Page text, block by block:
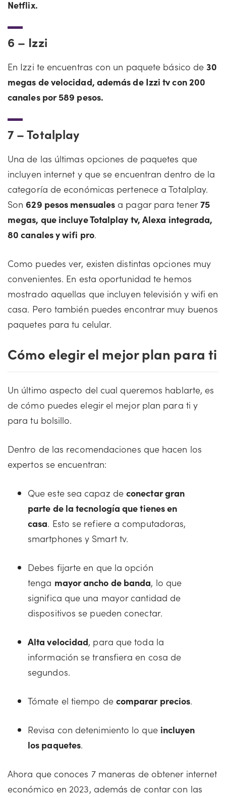
Netflix.
6 – Izzi
En Izzi te encuentras con un paquete básico de30
megas de velocidad, además de Izzi tv con 200
canales por 589 pesos.
7 –Totalplay
Una de las últimas opciones de paquetes que
incluyen internet y que se encuentran dentro de la
categoría de económicas pertenece a Totalplay.
Son 629 pesos mensuales a pagar para tener75
megas, que incluye Totalplay tv, Alexa integrada,
80 canales y wifi pro.
Como puedes ver, existen distintas opciones muy
convenientes. En esta oportunidad te hemos
mostrado aquellas que incluyen televisión y wifi en
casa. Pero también puedes encontrar muy buenos
paquetes para tu celular.
Cómo elegir el mejor plan para ti
Un último aspecto del cual queremos hablarte, es
de cómo puedes elegir el mejor plan para ti y
para tu bolsillo.
Dentro de las recomendaciones que hacen los
expertos se encuentran:
Que este sea capaz de conectar gran
parte de la tecnología que tienes en
casa. Esto se refiere a computadoras,
smartphones y Smart tv.
Debes fijarte en que la opción
tenga mayor ancho de banda, lo que
significa que una mayor cantidad de
dispositivos se pueden conectar.
Alta velocidad, para que toda la
información se transfiera en cosa de
segundos.
Tómate el tiempo de comparar precios.
Revisa con detenimiento lo que incluyen
los paquetes.
Ahora que conoces 7 maneras de obtener internet
económico en 2023, además de contar con las